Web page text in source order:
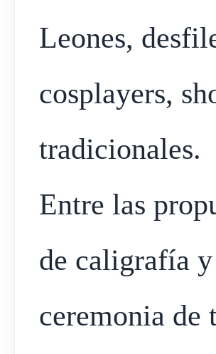
Leones,
cosplayers,
tradicionales.
Entre las
de caligrafía y
ceremonia de